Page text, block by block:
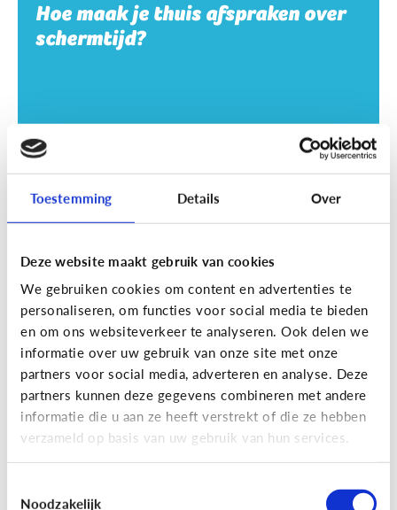
Toestemming Details Over
Deze website maakt gebruik van cookies
We gebruiken cookies om content en advertenties te
personaliseren, om functies voor social media te bieden
en om ons websiteverkeer te analyseren. Ook delen we
informatie over uw gebruik van onze site met onze
partners voor social media, adverteren en analyse. Deze
partners kunnen deze gegevens combineren met andere
informatie die u aan ze heeft verstrekt of die ze hebben
verzameld op basis van uw gebruik van hun services.
Noodzakelijk
Hoe maak je thuis afspraken over
schermtijd?
Opvoeding
Vanaf welke leeftijd mag mijn kind
naar een scherm kijken?